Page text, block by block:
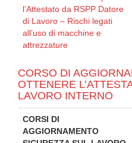
l’Attestato da RSPP Datore
di Lavoro – Rischi legati
all’uso di macchine e
attrezzature
CORSO DI
OTTENERE
LAVORO INTERNO
CORSI DI
AGGIORNAMENTO